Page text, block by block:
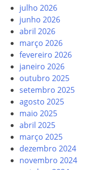
julho 2026
junho 2026
abril 2026
março 2026
fevereiro 2026
janeiro 2026
outubro 2025
setembro 2025
agosto 2025
maio 2025
abril 2025
março 2025
dezembro 2024
novembro 2024